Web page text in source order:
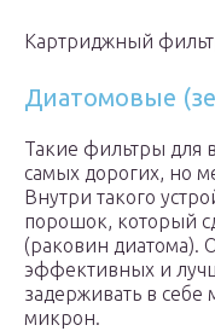
Картриджный
Диатомовые
Такие фильтры для
самых дорогих, но
Внутри такого
порошок, который
(раковин диатома).
эффективных и
задерживать в себе
микрон.